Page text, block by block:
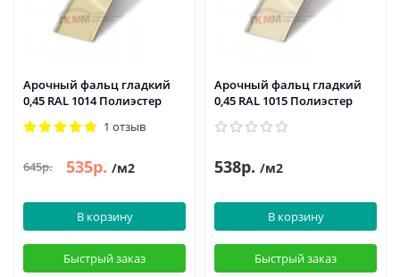
Арочный фальц гладкий
0,45 RAL 1014 Полиэстер
1 отзыв
645р. 535р. /м2
В корзину
Быстрый заказ
Арочный фальц гладкий
0,45 RAL 1015 Полиэстер
538р. /м2
В корзину
Быстрый заказ